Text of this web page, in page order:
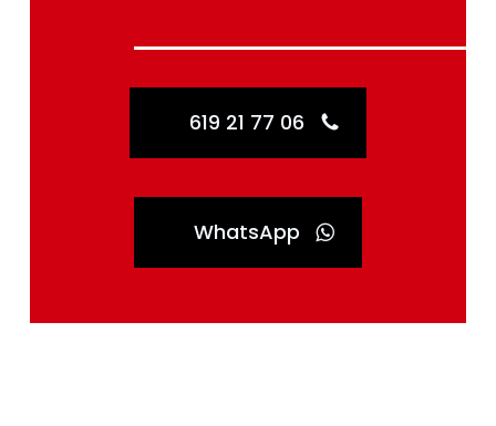
619 21 77 06
WhatsApp